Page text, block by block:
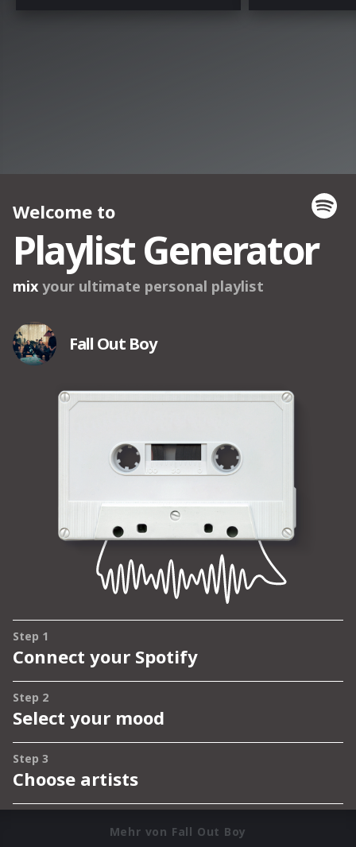
Mehr von Fall Out Boy